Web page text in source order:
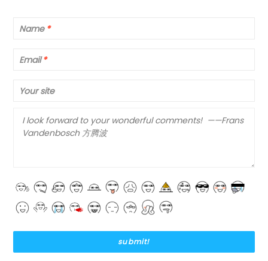
Name *
Email *
Your site